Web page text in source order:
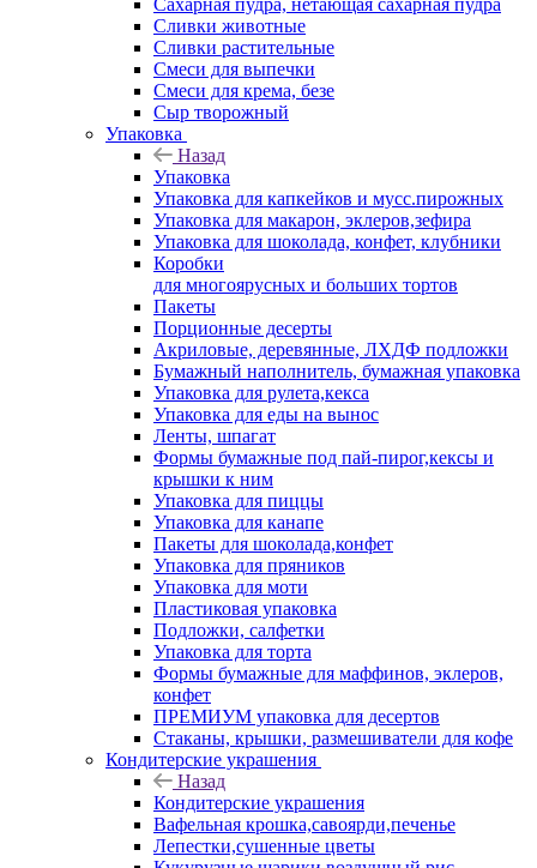
Сахарная пудра, нетающая сахарная пудра
Сливки животные
Сливки растительные
Смеси для выпечки
Смеси для крема, безе
Сыр творожный
Упаковка
Назад
Упаковка
Упаковка для капкейков и мусс.пирожных
Упаковка для макарон, эклеров,зефира
Упаковка для шоколада, конфет, клубники
Коробки
для многоярусных и больших тортов
Пакеты
Порционные десерты
Акриловые, деревянные, ЛХДФ подложки
Бумажный наполнитель, бумажная упаковка
Упаковка для рулета,кекса
Упаковка для еды на вынос
Ленты, шпагат
Формы бумажные под пай-пирог,кексы и
крышки к ним
Упаковка для пиццы
Упаковка для канапе
Пакеты для шоколада,конфет
Упаковка для пряников
Упаковка для моти
Пластиковая упаковка
Подложки, салфетки
Упаковка для торта
Формы бумажные для маффинов, эклеров,
конфет
ПРЕМИУМ упаковка для десертов
Стаканы, крышки, размешиватели для кофе
Кондитерские украшения
Назад
Кондитерские украшения
Вафельная крошка,савоярди,печенье
Лепестки,сушенные цветы